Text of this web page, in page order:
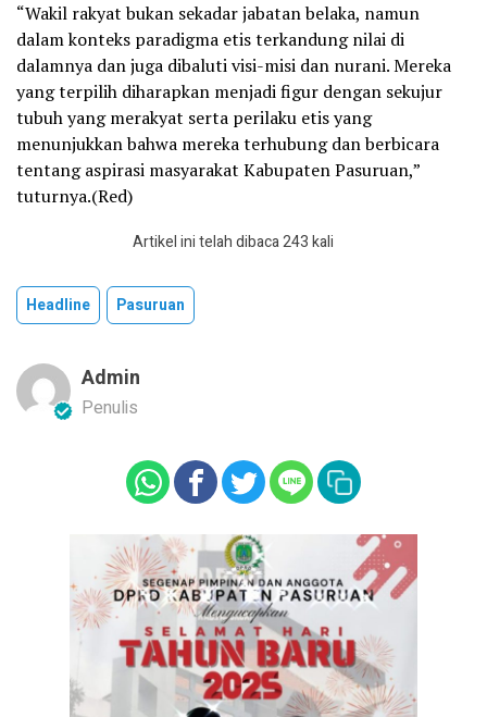
“Wakil rakyat bukan sekadar jabatan belaka, namun
dalam konteks paradigma etis terkandung nilai di
dalamnya dan juga dibaluti visi-misi dan nurani. Mereka
yang terpilih diharapkan menjadi figur dengan sekujur
tubuh yang merakyat serta perilaku etis yang
menunjukkan bahwa mereka terhubung dan berbicara
tentang aspirasi masyarakat Kabupaten Pasuruan,”
tuturnya.(Red)
Artikel ini telah dibaca 243 kali
Headline Pasuruan
Admin
Penulis